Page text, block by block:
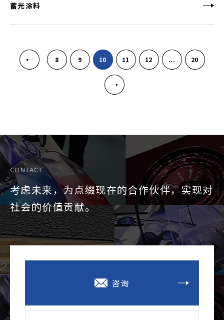
蓄光涂料
8
9 10 11 12 ... 20
CONTACT
考虑未来，为点缀现在的合作伙伴，实现对
社会的价值贡献。
咨询